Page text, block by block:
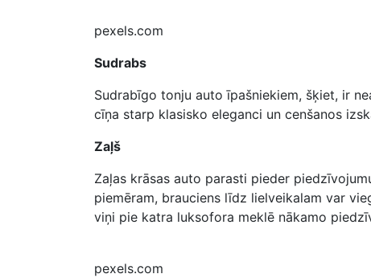
pexels.com
Sudrabs
Sudrabīgo tonju auto īpašniekiem, šķiet, ir
cīņa starp klasisko eleganci un cenšanos
Zaļš
Zaļas krāsas auto parasti pieder
piemēram, brauciens līdz lielveikalam var
viņi pie katra luksofora meklē nākamo
pexels.com